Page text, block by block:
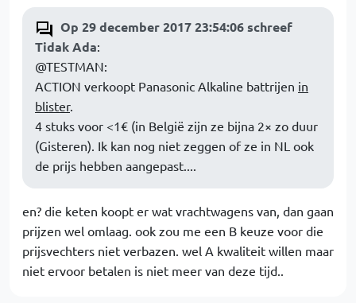
Op 29 december 2017 23:54:06 schreef
Tidak Ada:
@TESTMAN:
ACTION verkoopt Panasonic Alkaline battrijen in
blister.
4 stuks voor <1€ (in België zijn ze bijna 2× zo duur
(Gisteren). Ik kan nog niet zeggen of ze in NL ook
de prijs hebben aangepast....
en? die keten koopt er wat vrachtwagens van, dan gaan
prijzen wel omlaag. ook zou me een B keuze voor die
prijsvechters niet verbazen. wel A kwaliteit willen maar
niet ervoor betalen is niet meer van deze tijd..